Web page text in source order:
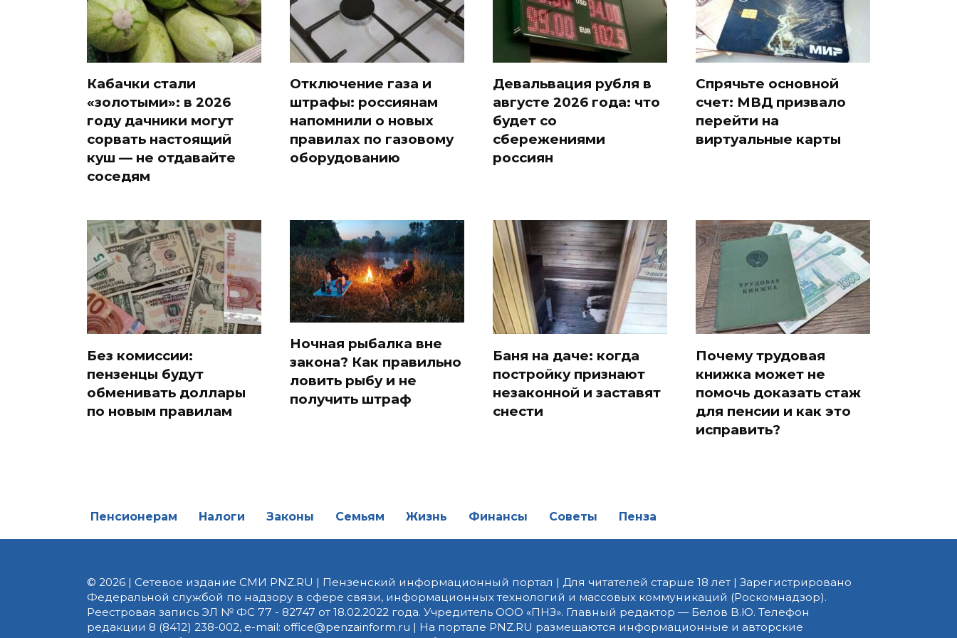
так?!
читать
здесь
что
купить?
смотреть
Рекомендуем
Кабачки стали
«золотыми»: в 2026
году дачники могут
сорвать настоящий
куш — не отдавайте
соседям
Отключение газа и
штрафы: россиянам
напомнили о новых
правилах по газовому
оборудованию
Девальвация рубля в
августе 2026 года: что
будет со
сбережениями
россиян
Спрячьте основной
счет: МВД призвало
перейти на
виртуальные карты
обменивать доллары
по новым правилам
Ночная рыбалка вне
ловить рыбу и не
получить штраф
незаконной и заставят
снести
помочь доказать стаж
для пенсии и как это
исправить?